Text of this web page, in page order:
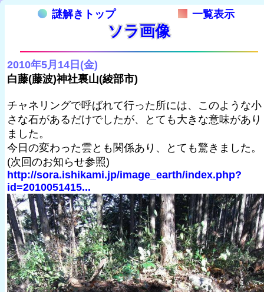
謎解きトップ 一覧表示
ソラ画像
2010年5月14日(金)
白藤(藤波)神社裏山(綾部市)
チャネリングで呼ばれて行った所には、このような小
さな石があるだけでしたが、とても大きな意味があり
ました。
今日の変わった雲とも関係あり、とても驚きました。
(次回のお知らせ参照)
http://sora.ishikami.jp/image_earth/index.php?
id=2010051415...